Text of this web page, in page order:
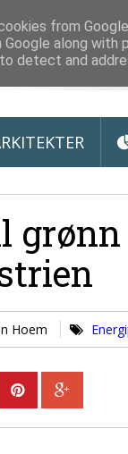
Hoem
from
Google along
detect and